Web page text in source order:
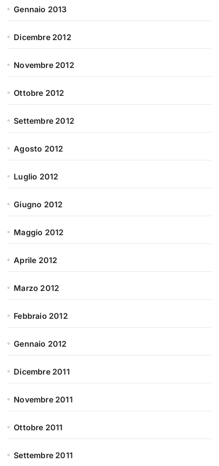
Gennaio 2013
Dicembre 2012
Novembre 2012
Ottobre 2012
Settembre 2012
Agosto 2012
Luglio 2012
Giugno 2012
Maggio 2012
Aprile 2012
Marzo 2012
Febbraio 2012
Gennaio 2012
Dicembre 2011
Novembre 2011
Ottobre 2011
Settembre 2011